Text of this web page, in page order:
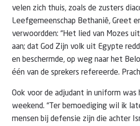
velen zich thuis, zoals de zusters
Leefgemeenschap Bethanië, Greet
verwoordden: “Het lied van Mozes
aan; dat God Zijn volk uit Egypte
en beschermde, op weg naar het
één van de sprekers refereerde.
Ook voor de adjudant in uniform was
weekend. “Ter bemoediging wil ik
mensen bij defensie zijn die achter